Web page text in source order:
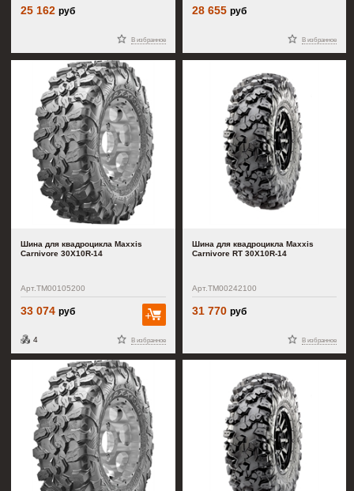
25 162руб
В избранное
28 655 руб
В избранное
Шина для квадроцикла Maxxis
Carnivore 30X10R-14
Арт.TM00105200
33 074руб
В избранное
4
В корзину
Шина для квадроцикла Maxxis
Carnivore RT 30X10R-14
Арт.TM00242100
31 770 руб
В избранное